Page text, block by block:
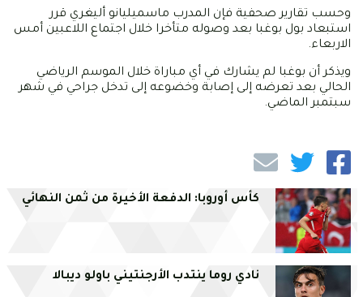
وحسب تقارير صحفية فإن المدرب ماسميليانو أليغري قرر
استبعاد بول بوغبا بعد وصوله متأخرا خلال اجتماع اللاعبين أمس
الاربعاء.
ويذكر أن بوغبا لم يشارك في أي مباراة خلال الموسم الرياضي
الحالي بعد تعرضه إلى إصابة وخضوعه إلى تدخل جراحي في شهر
سبتمبر الماضي.
كأس أوروبا: الدفعة الأخيرة من ثمن النهائي
نادي روما ينتدب الأرجنتيني باولو ديبالا